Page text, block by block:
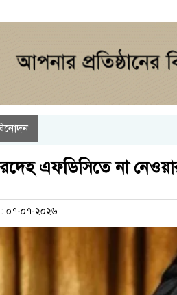
এফডিসিতে না
: ০৭-০৭-২০২৬